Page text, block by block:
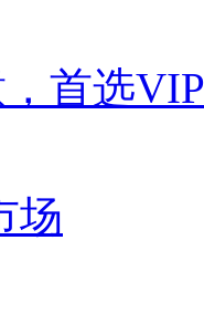
，首选
场